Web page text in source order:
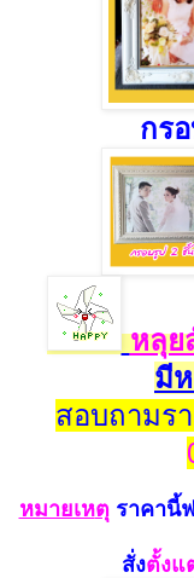
กร
หลุย
มี
สอบถามร
หมายเหตุราคานี้ฟ
สั่งตั้งแ